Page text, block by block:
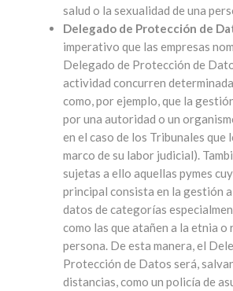
salud o la sexualidad de una
Delegado de Protección de
imperativo que las empresas
Delegado de Protección de
actividad concurren
como, por ejemplo, que la
por una autoridad o un
en el caso de los Tribunales que
marco de su labor judicial).
sujetas a ello aquellas pymes
principal consista en la gestión
datos de categorías
como las que atañen a la etnia o
persona. De esta manera, el
Protección de Datos será,
distancias, como un policía de